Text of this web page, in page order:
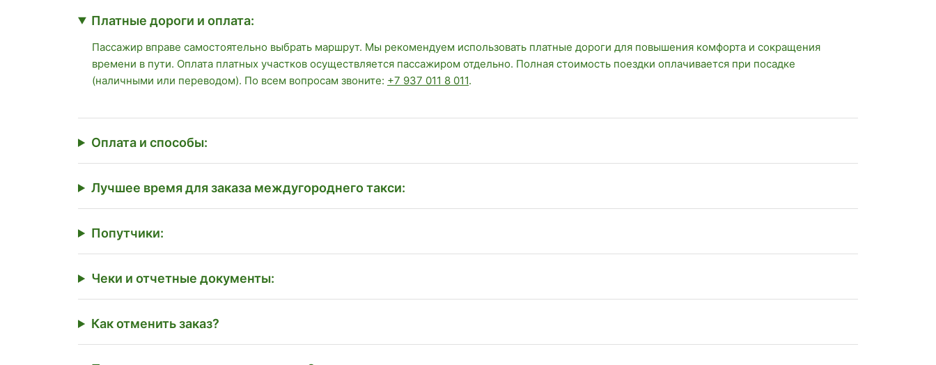
Платные дороги и оплата:
Пассажир вправе самостоятельно выбрать маршрут. Мы рекомендуем использовать платные дороги для повышения комфорта и сокращения
времени в пути. Оплата платных участков осуществляется пассажиром отдельно. Полная стоимость поездки оплачивается при посадке
(наличными или переводом). По всем вопросам звоните: +7 937 011 8 011.
Оплата и способы:
Лучшее время для заказа междугороднего такси:
Попутчики:
Чеки и отчетные документы:
Как отменить заказ?